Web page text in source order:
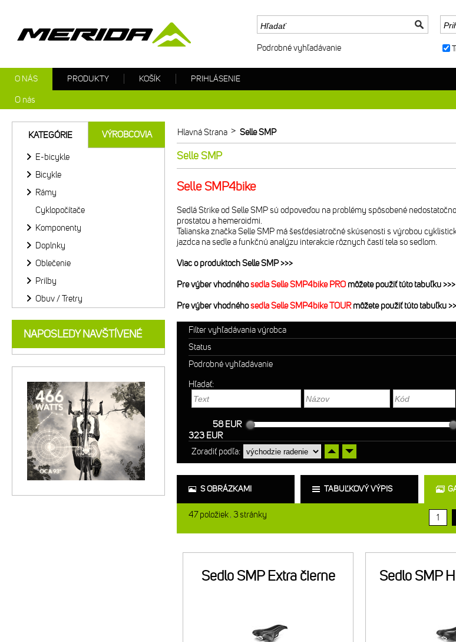
Hlavná Strana > Selle SMP
Selle SMP
Selle SMP4bike
Sedlá Strike od Selle SMP sú odpoveďou na problémy spôsobené
prostatou a hemeroidmi.
Talianska značka Selle SMP má šesťdesiatročné skúsenosti s výrobou
jazdca na sedle a funkčnú analýzu interakcie rôznych častí tela so sedlom.
Viac o produktoch Selle SMP >>>
Pre výber vhodnéhosedla Selle SMP4bike PRO môžete použiť túto tabuľku >>>
Pre výber vhodnéhosedla Selle SMP4bike TOURmôžete použiť túto tabuľku
Filter vyhľadávania výrobca
Status
Podrobné vyhľadávanie
Hľadať:
58 EUR
323 EUR
Zoradiť podľa:
S OBRÁZKAMI TABUĽKOVÝ VÝPIS
47položiek 3stránky 1
Sedlo SMP Extra čierne Sedlo SMP
KATEGÓRIE VÝROBCOVIA
E-bicykle
Bicykle
Rámy
Cyklopočítače
Komponenty
Doplnky
Oblečenie
Prilby
Obuv / Tretry
NAPOSLEDY NAVŠTÍVENÉ
Podrobné vyhľadávanie
O NÁS
O nás
PRODUKTY KOŠÍK PRIHLÁSENIE